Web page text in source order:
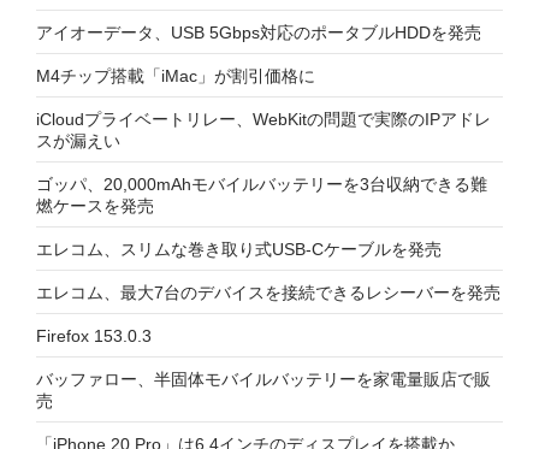
アイオーデータ、USB 5Gbps対応のポータブルHDDを発売
M4チップ搭載「iMac」が割引価格に
iCloudプライベートリレー、WebKitの問題で実際のIPアドレ
スが漏えい
ゴッパ、20,000mAhモバイルバッテリーを3台収納できる難
燃ケースを発売
エレコム、スリムな巻き取り式USB-Cケーブルを発売
エレコム、最大7台のデバイスを接続できるレシーバーを発売
Firefox 153.0.3
バッファロー、半固体モバイルバッテリーを家電量販店で販
売
「iPhone 20 Pro」は6.4インチのディスプレイを搭載か